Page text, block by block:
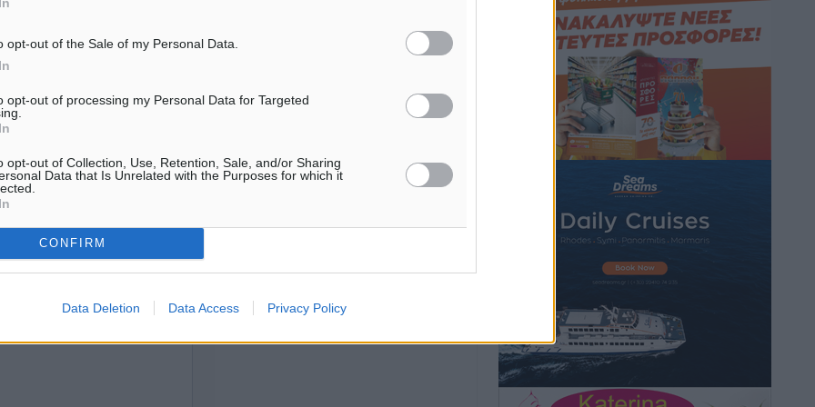
opt-out of the Sale of my Personal Data.
opt-out of processing my Personal Data for Targeted
opt-out of Collection, Use, Retention, Sale, and/or Sharing
Data that Is Unrelated with the Purposes for which it
CONFIRM
Data Deletion Data Access Privacy Policy
του σχολίου.
συνδέσμου παραπομπής προς το
κοστίσουν σε φόρο
• πριν 2 ώρες
Η επόμενη παγκόσμια δύναμη στα
υδροπλάνα μπορεί να είναι η Ελλάδα
• πριν 2 ώρες
Στη Σύμη η Φαίη Σκορδά επισκέφθηκε
την Ιερά Μονή του Πανορμίτη
Τοπικές Ειδήσεις πριν 2 ώρες
Σερβία: Ανακάμπτουν οι τουριστικές
• πριν 2 ώρες
Διακοπές στην Κάρπαθο για τον Γιώργο
Τοπικές Ειδήσεις • πριν 2 ώρες